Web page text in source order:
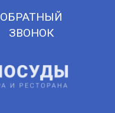
ОБРАТНЫЙ
ЗВОНОК